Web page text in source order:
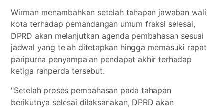
Wirman menambahkan setelah tahapan jawaban wali
kota terhadap pemandangan umum fraksi selesai,
DPRD akan melanjutkan agenda pembahasan sesuai
jadwal yang telah ditetapkan hingga memasuki rapat
paripurna penyampaian pendapat akhir terhadap
ketiga ranperda tersebut.
"Setelah proses pembahasan pada tahapan
berikutnya selesai dilaksanakan, DPRD akan